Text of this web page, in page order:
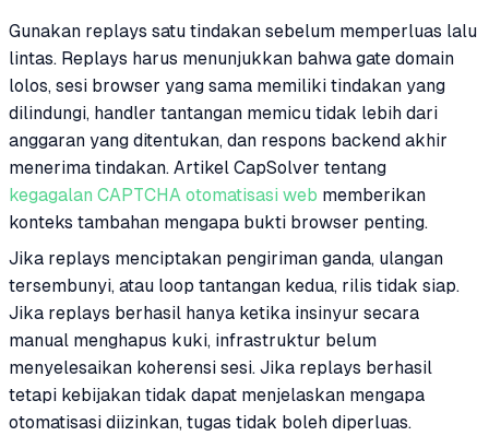
Gunakan replays satu tindakan sebelum memperluas lalu
lintas. Replays harus menunjukkan bahwa gate domain
lolos, sesi browser yang sama memiliki tindakan yang
dilindungi, handler tantangan memicu tidak lebih dari
anggaran yang ditentukan, dan respons backend akhir
menerima tindakan. Artikel CapSolver tentang
kegagalan CAPTCHA otomatisasi web memberikan
konteks tambahan mengapa bukti browser penting.
Jika replays menciptakan pengiriman ganda, ulangan
tersembunyi, atau loop tantangan kedua, rilis tidak siap.
Jika replays berhasil hanya ketika insinyur secara
manual menghapus kuki, infrastruktur belum
menyelesaikan koherensi sesi. Jika replays berhasil
tetapi kebijakan tidak dapat menjelaskan mengapa
otomatisasi diizinkan, tugas tidak boleh diperluas.